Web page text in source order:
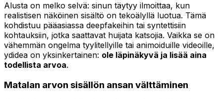
Alusta on melko selvä: sinun täytyy ilmoittaa, kun
realistisen näköinen sisältö on tekoälyllä luotua. Tämä
kohdistuu pääasiassa deepfakeihin tai syntettisiin
kohtauksiin, jotka saattavat huijata katsojia. Vaikka se on
vähemmän ongelma tyylitellyille tai animoiduille videoille,
ydidea on yksinkertainen: ole läpinäkyvä ja lisää aina
todellista arvoa.
Matalan arvon sisällön ansan välttäminen